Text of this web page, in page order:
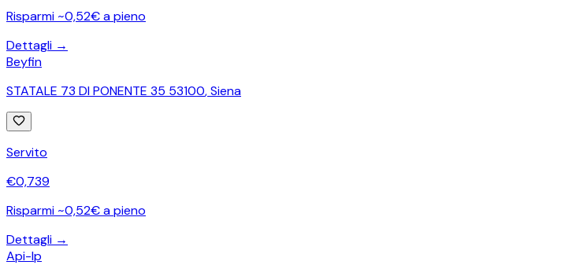
Risparmi ~0,52€ a pieno
Dettagli →
Beyfin
STATALE 73 DI PONENTE 35 53100,Siena
Servito
€0,739
Risparmi ~0,52€ a pieno
Dettagli →
Api-Ip